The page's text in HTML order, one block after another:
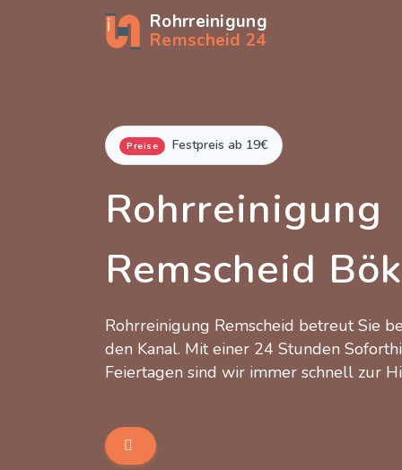
Rohrreinigung
Remscheid 24
Preise Festpreis ab 19€
Rohrreinigung
Remscheid
Rohrreinigung Remscheid betreut Sie
den Kanal. Mit einer 24 Stunden
Feiertagen sind wir immer schnell zur